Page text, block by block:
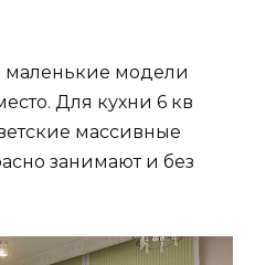
маленькие модели
Для кухни 6 кв
массивные
занимают и без